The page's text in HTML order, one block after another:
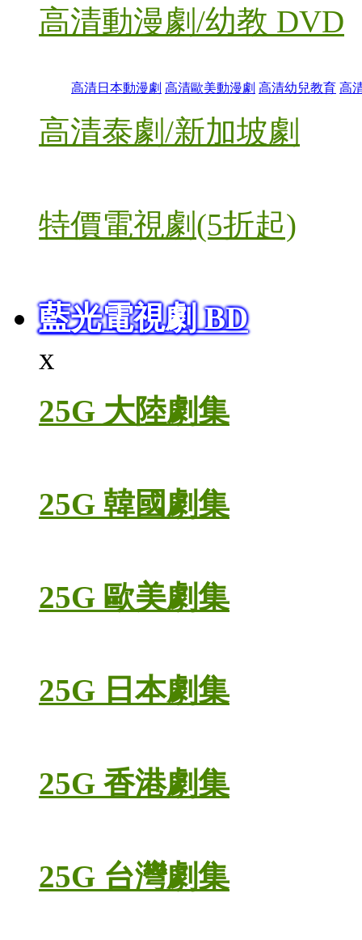
高清動漫劇/幼教 DVD
高清日本動漫劇 高清歐美動漫劇 高清幼兒教育 高
高清泰劇/新加坡劇
特價電視劇(5折起)
藍光電視劇 BD
x
25G 大陸劇集
25G 韓國劇集
25G 歐美劇集
25G 日本劇集
25G 香港劇集
25G 台灣劇集